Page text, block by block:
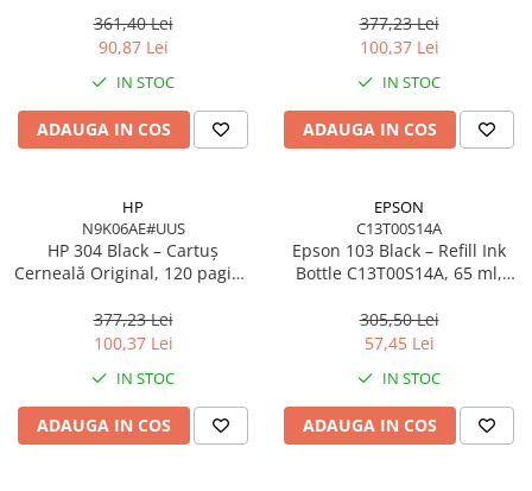
Cyan/Magenta/Yellow
361,40 Lei
90,87 Lei
IN STOC
ADAUGA IN COS
Cyan/Magenta/Yellow
377,23 Lei
100,37 Lei
IN STOC
ADAUGA IN COS
HP
N9K06AE#UUS
HP 304 Black – Cartuș
Cerneală Original, 120 pagini,
377,23 Lei
100,37 Lei
IN STOC
ADAUGA IN COS
EPSON
C13T00S14A
Epson 103 Black – Refill Ink
Bottle C13T00S14A, 65 ml,
305,50 Lei
57,45 Lei
IN STOC
ADAUGA IN COS